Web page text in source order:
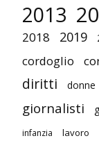
2013
2018 2019
cordoglio
diritti donne
giornalisti
infanzia lavoro